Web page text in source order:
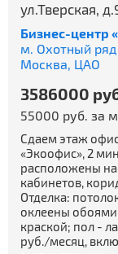
ул.Тверская,
Бизнес-центр
м. Охотный ряд
Москва, ЦАО
3586000
55000 руб. за м
Сдаем этаж
«Экоофис», 2
расположены на
кабинетов,
Отделка:
оклеены
краской; пол -
руб./месяц,